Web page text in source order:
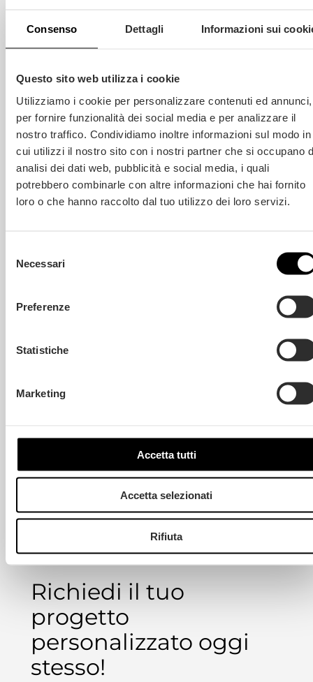
Consenso Dettagli Informazioni sui
Questo sito web utilizza i cookie
Utilizziamo i cookie per personalizzare contenuti ed annunci,
per fornire funzionalità dei social media e per analizzare il
nostro traffico. Condividiamo inoltre informazioni sul modo in
cui utilizzi il nostro sito con i nostri partner che si occupano
analisi dei dati web, pubblicità e social media, i quali
potrebbero combinarle con altre informazioni che hai fornito
loro o che hanno raccolto dal tuo utilizzo dei loro servizi.
delNecessari
Preferenze
Statistiche
Marketing
Accetta tutti
Accetta selezionati
Rifiuta
Diventare nostro partner è semplice!
Compila il
per ricevere informazioni
dettagliate.
Progettazione personalizzata:
Creiamo un progetto esclusivo per il
tuo negozio.
Inizio della partnership: Accedi alla
nostra gamma di parquet e servizi.
Richiedi il tuo
progetto
personalizzato oggi
stesso!